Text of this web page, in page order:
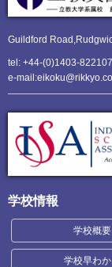
Guildford
tel: +44-(0)1403-822107
e-
学校情報
学校概要
学校早わか